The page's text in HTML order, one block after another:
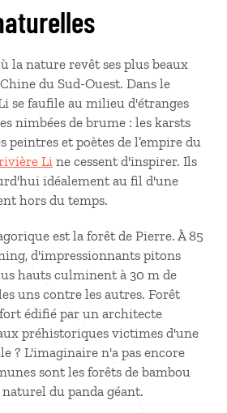
la nature revêt ses plus beaux
du Sud-Ouest. Dans le
se faufile au milieu d'étranges
nimbées de brume : les karsts
peintres et poètes de l’empire du
Li ne cessent d'inspirer. Ils
idéalement au fil d'une
hors du temps.
est la forêt de Pierre. À 85
d'impressionnants pitons
hauts culminent à 30 m de
uns contre les autres. Forêt
édifié par un architecte
préhistoriques victimes d'une
? L'imaginaire n'a pas encore
sont les forêts de bambou
du panda géant.